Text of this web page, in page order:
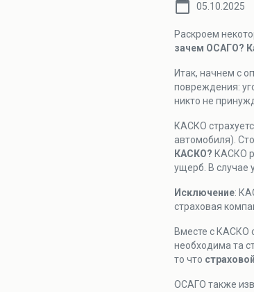
05.10.2025
Раскроем
зачем ОСАГО?
Итак, начнем с
повреждения:
никто не
КАСКО
автомобиля).
КАСКО? КАСКО
ущерб. В случае
Исключение:
страховая
Вместе с КАСКО
необходима та
то что
ОСАГО также